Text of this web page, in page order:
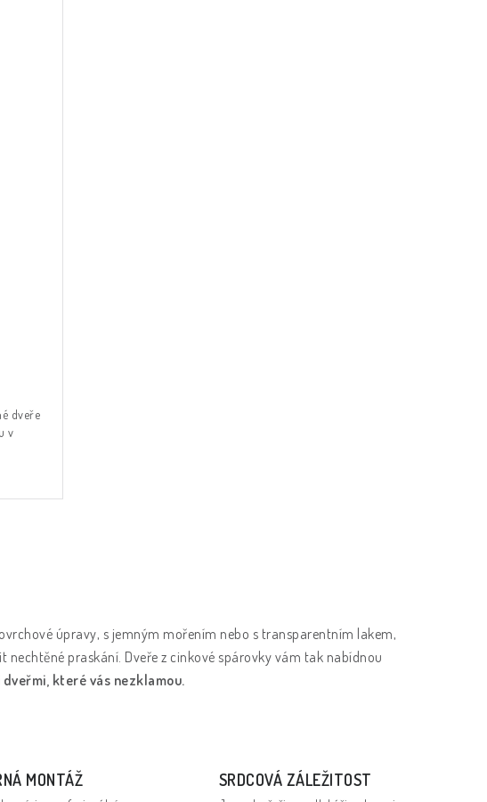
dveře
v
úpravy, s jemným mořením nebo s transparentním lakem,
praskání. Dveře z cinkové spárovky vám tak nabídnou
které vás nezklamou.
MONTÁŽ SRDCOVÁ ZÁLEŽITOST